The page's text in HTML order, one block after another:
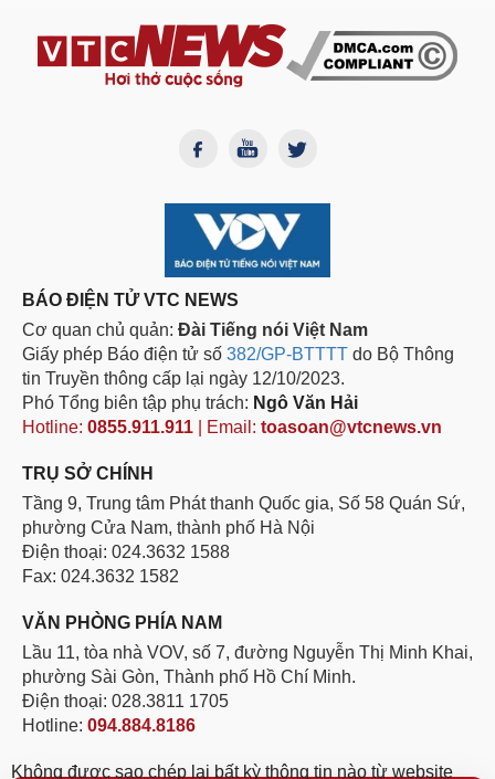
BÁO ĐIỆN TỬ VTC NEWS
Cơ quan chủ quản: Đài Tiếng nói Việt Nam
Giấy phép Báo điện tử số 382/GP-BTTTT do Bộ Thông
tin Truyền thông cấp lại ngày 12/10/2023.
Phó Tổng biên tập phụ trách: Ngô Văn Hải
Hotline: 0855.911.911 | Email: toasoan@vtcnews.vn
TRỤ SỞ CHÍNH
Tầng 9, Trung tâm Phát thanh Quốc gia, Số 58 Quán Sứ,
phường Cửa Nam, thành phố Hà Nội
Điện thoại: 024.3632 1588
Fax: 024.3632 1582
VĂN PHÒNG PHÍA NAM
Lầu 11, tòa nhà VOV, số 7, đường Nguyễn Thị Minh Khai,
phường Sài Gòn, Thành phố Hồ Chí Minh.
Điện thoại: 028.3811 1705
Hotline: 094.884.8186
Không được sao chép lại bất kỳ thông tin nào từ website